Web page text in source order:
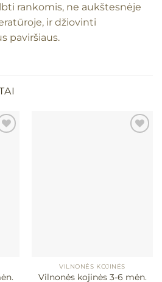
rankomis, ne aukštesnėje
ir džiovinti
paviršiaus.
VILNONĖS KOJINĖS
Vilnonės kojinės 3-6 mėn.